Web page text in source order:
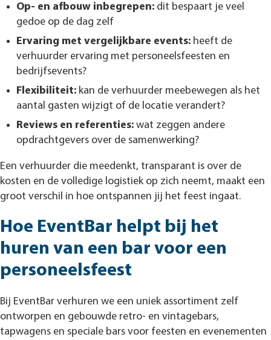
Op- en afbouw inbegrepen: dit bespaart je veel
gedoe op de dag zelf
Ervaring met vergelijkbare events: heeft de
verhuurder ervaring met personeelsfeesten en
bedrijfsevents?
Flexibiliteit: kan de verhuurder meebewegen als het
aantal gasten wijzigt of de locatie verandert?
Reviews en referenties: wat zeggen andere
opdrachtgevers over de samenwerking?
Een verhuurder die meedenkt, transparant is over de
kosten en de volledige logistiek op zich neemt, maakt een
groot verschil in hoe ontspannen jij het feest ingaat.
Hoe EventBar helpt bij het
huren van een bar voor een
personeelsfeest
Bij EventBar verhuren we een uniek assortiment zelf
ontworpen en gebouwde retro- en vintagebars,
tapwagens en speciale bars voor feesten en evenementen